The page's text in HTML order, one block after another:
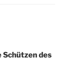
des